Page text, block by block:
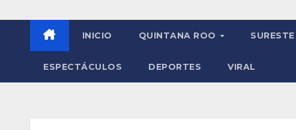
INICIO QUINTANA ROO SURESTE
ESPECTÁCULOS DEPORTES VIRAL